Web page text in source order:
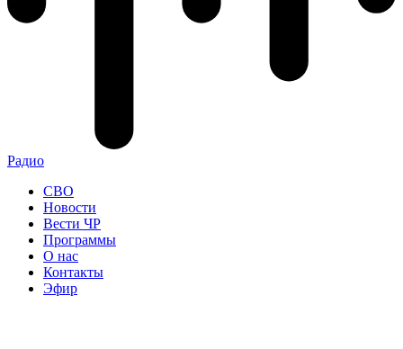
Радио
СВО
Новости
Вести ЧР
Программы
О нас
Контакты
Эфир